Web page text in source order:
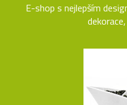
E-shop s nejlepším